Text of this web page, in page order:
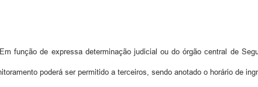
função de expressa determinação judicial ou do órgão central de
poderá ser permitido a terceiros, sendo anotado o horário de